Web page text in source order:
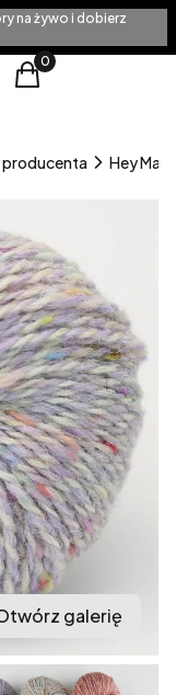
na żywo i dobierz
się
Produkty w
Koszyk
producenta Hey
galerię